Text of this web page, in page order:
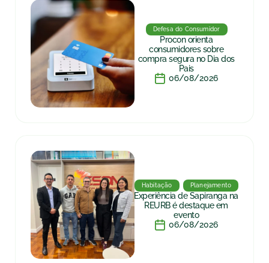
Defesa do Consumidor
Procon orienta
consumidores sobre
compra segura no Dia dos
Pais
06/08/2026
Habitação Planejamento
Experiência de Sapiranga na
REURB é destaque em
evento
06/08/2026